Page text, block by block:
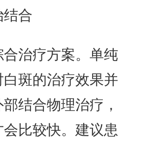
合
治疗方案。单纯
斑的治疗效果并
结合物理治疗，
比较快。建议患